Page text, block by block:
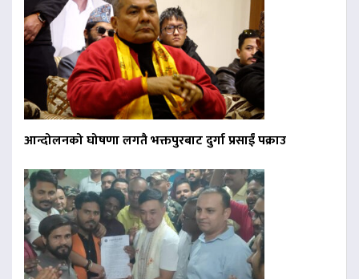
आन्दोलनको घोषणा लगतै भक्तपुरबाट दुर्गा प्रसाईं पक्राउ